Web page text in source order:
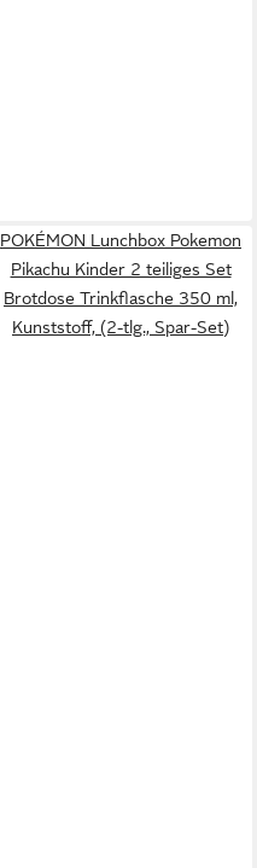
POKÉMON Lunchbox Pokemon
Pikachu Kinder 2 teiliges Set
Brotdose Trinkflasche 350 ml,
Kunststoff, (2-tlg., Spar-Set)